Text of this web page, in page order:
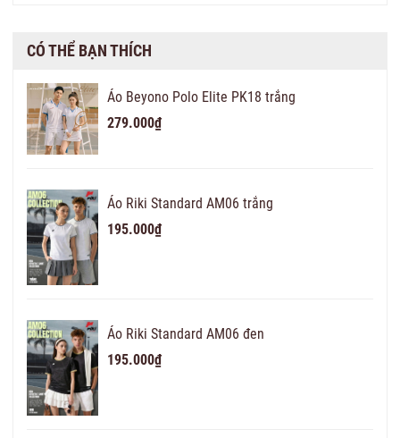
CÓ THỂ BẠN THÍCH
Áo Beyono Polo Elite PK18 trắng
279.000₫
Áo Riki Standard AM06 trắng
195.000₫
Áo Riki Standard AM06 đen
195.000₫